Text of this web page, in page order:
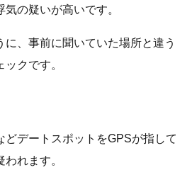
の疑いが高いです。
、 事前に聞いていた場所と違う
クです。
どデートスポットをGPSが指して
れます。